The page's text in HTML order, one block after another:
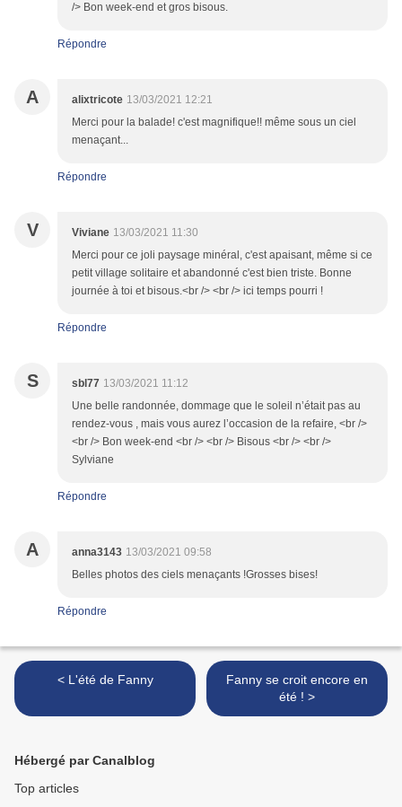
/> Bon week-end et gros bisous.
Répondre
A alixtricote 13/03/2021 12:21
Merci pour la balade! c'est magnifique!! même sous un ciel
menaçant...
Répondre
V Viviane 13/03/2021 11:30
Merci pour ce joli paysage minéral, c'est apaisant, même si ce
petit village solitaire et abandonné c'est bien triste. Bonne
journée à toi et bisous.<br /> <br /> ici temps pourri !
Répondre
S sbl77 13/03/2021 11:12
Une belle randonnée, dommage que le soleil n’était pas au
rendez-vous , mais vous aurez l’occasion de la refaire, <br />
<br /> Bon week-end <br /> <br /> Bisous <br /> <br />
Sylviane
Répondre
A anna3143 13/03/2021 09:58
Belles photos des ciels menaçants !Grosses bises!
Répondre
< L'été de Fanny
Fanny se croit encore en
été ! >
Hébergé par Canalblog
Top articles